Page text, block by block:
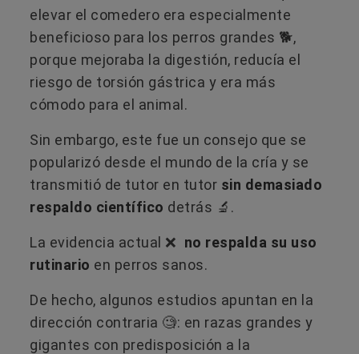
elevar el comedero era especialmente
beneficioso para los perros grandes 🐕,
porque mejoraba la digestión, reducía el
riesgo de torsión gástrica y era más
cómodo para el animal.
Sin embargo, este fue un consejo que se
popularizó desde el mundo de la cría y se
transmitió de tutor en tutor sin demasiado
respaldo científico detrás 🔬.
La evidencia actual ❌ no respalda su uso
rutinario en perros sanos.
De hecho, algunos estudios apuntan en la
dirección contraria 🧐: en razas grandes y
gigantes con predisposición a la